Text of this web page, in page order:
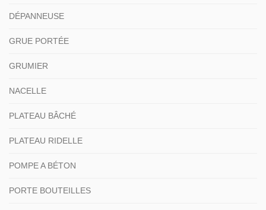
DÉPANNEUSE
GRUE PORTÉE
GRUMIER
NACELLE
PLATEAU BÂCHÉ
PLATEAU RIDELLE
POMPE A BÉTON
PORTE BOUTEILLES